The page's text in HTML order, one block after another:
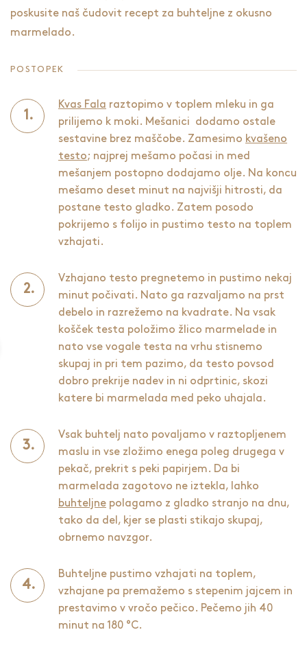
poskusite naš čudovit recept za buhteljne z okusno
marmelado.
POSTOPEK
Kvas Fala raztopimo v toplem mleku in ga
prilijemo k moki. Mešanici dodamo ostale
sestavine brez maščobe. Zamesimo kvašeno
testo; najprej mešamo počasi in med
mešanjem postopno dodajamo olje. Na koncu
mešamo deset minut na najvišji hitrosti, da
postane testo gladko. Zatem posodo
pokrijemo s folijo in pustimo testo na toplem
vzhajati.
Vzhajano testo pregnetemo in pustimo nekaj
minut počivati. Nato ga razvaljamo na prst
debelo in razrežemo na kvadrate. Na vsak
košček testa položimo žlico marmelade in
nato vse vogale testa na vrhu stisnemo
skupaj in pri tem pazimo, da testo povsod
dobro prekrije nadev in ni odprtinic, skozi
katere bi marmelada med peko uhajala.
Vsak buhtelj nato povaljamo v raztopljenem
maslu in vse zložimo enega poleg drugega v
pekač, prekrit s peki papirjem. Da bi
marmelada zagotovo ne iztekla, lahko
buhteljne polagamo z gladko stranjo na dnu,
tako da del, kjer se plasti stikajo skupaj,
obrnemo navzgor.
Buhteljne pustimo vzhajati na toplem,
vzhajane pa premažemo s stepenim jajcem in
prestavimo v vročo pečico. Pečemo jih 40
minut na 180 °C.